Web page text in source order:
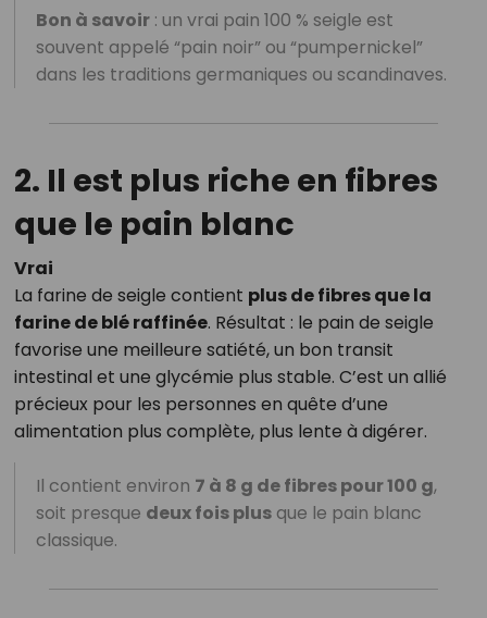
Bon à savoir: un vrai pain 100 % seigle est
souvent appelé “pain noir” ou “pumpernickel”
dans les traditions germaniques ou scandinaves.
2. Il est plus riche en fibres
que le pain blanc
Vrai
La farine de seigle contient plus de fibres que la
farine de blé raffinée. Résultat : le pain de seigle
favorise une meilleure satiété, un bon transit
intestinal et une glycémie plus stable. C’est un allié
précieux pour les personnes en quête d’une
alimentation plus complète, plus lente à digérer.
Il contient environ 7 à 8 g de fibres pour 100 g,
soit presque deux fois plusque le pain blanc
classique.